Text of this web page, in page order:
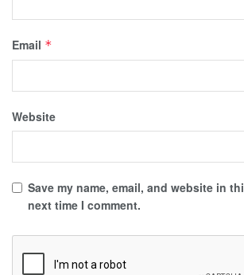
Email *
Website
Save my name, email, and website in
next time I comment.